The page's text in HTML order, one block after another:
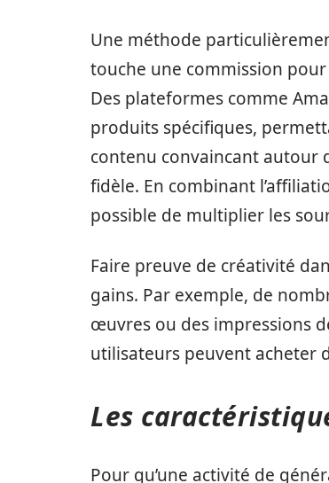
Une méthode
touche une commission
Des plateformes comme
produits spécifiques,
contenu convaincant autour
fidèle. En combinant
possible de multiplier les
Faire preuve de créativité
gains. Par exemple, de
œuvres ou des impressions
utilisateurs peuvent acheter
Les
Pour qu’une activité de